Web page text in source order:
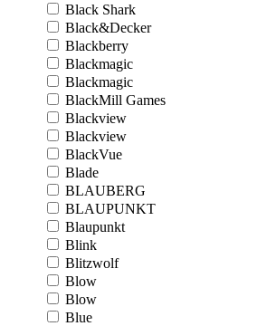
Black Shark
Black&Decker
Blackberry
Blackmagic
Blackmagic
BlackMill Games
Blackview
Blackview
BlackVue
Blade
BLAUBERG
BLAUPUNKT
Blaupunkt
Blink
Blitzwolf
Blow
Blow
Blue